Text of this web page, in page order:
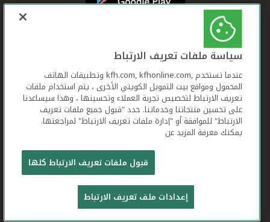
تواصل معنا
بيت التمويل الكويتي جميع الحقوق محفوظة © 2026
شروط وأحكام استخدام الموقع الإلكتروني
تعريف الارتباط بيان الخصوصية
سياسة ملفات تعريف الارتباط
عندما تستخدم ,kfh.com, kfhonline.com وتطبيقات الهاتف
المحمول ومواقع بيت التمويل الكويتي الأخرى ، يتم استخدام ملفات
تعريف الارتباط لتخصيص تجربة العملاء وتحسينها ، وهذا سيساعدنا
على تحسين منتجاتنا وخدماتنا. حدد "قبول جميع ملفات تعريف
الارتباط" للموافقة أو "إدارة ملفات تعريف الارتباط" لمراجعتها.
يمكنك معرفة المزيد عن
قبول ملفات تعريف الارتباط كلها
إعدادات ملف تعريف الارتباط